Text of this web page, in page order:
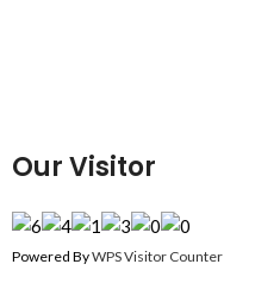
Our Visitor
Powered ByWPS Visitor Counter